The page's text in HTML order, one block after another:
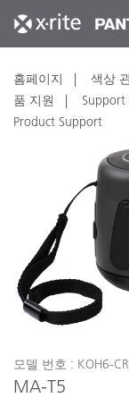
홈페이지 색상
품 지원
Support
Product Support
모델 번호 : KOH6-
MA-T5